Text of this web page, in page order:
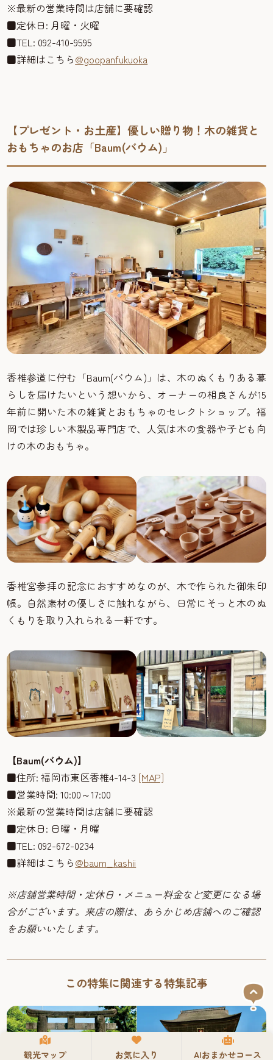
※最新の営業時間は店舗に要確認
■定休日: 月曜・火曜
■TEL: 092-410-9595
■詳細はこちら@goopanfukuoka
【プレゼント・お土産】優しい贈り物！木の雑貨と
おもちゃのお店「Baum(バウム)」
香椎参道に佇む「Baum(バウム)」は、木のぬくもりある暮
らしを届けたいという想いから、オーナーの相良さんが15
年前に開いた木の雑貨とおもちゃのセレクトショップ。福
岡では珍しい木製品専門店で、人気は木の食器や子ども向
けの木のおもちゃ。
香椎宮参拝の記念におすすめなのが、木で作られた御朱印
帳。自然素材の優しさに触れながら、日常にそっと木のぬ
くもりを取り入れられる一軒です。
【Baum(バウム)】
■住所: 福岡市東区香椎4-14-3 [MAP]
■営業時間: 10:00～17:00
※最新の営業時間は店舗に要確認
■定休日: 日曜・月曜
■TEL: 092-672-0234
■詳細はこちら@baum_kashii
※店舗営業時間・定休日・メニュー料金など変更になる場
合がございます。来店の際は、あらかじめ店舗へのご確認
をお願いいたします。
この特集に関連する特集記事
観光マップ お気に入り AIおまかせコース